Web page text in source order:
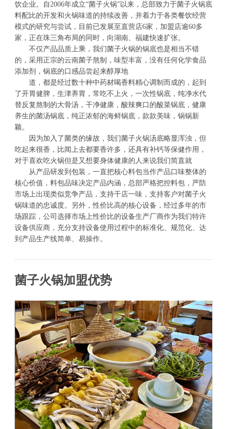
饮企业。自2006年成立“菌子火锅”以来，总部致力于菌子火锅底
料配比的开发和火锅味道的持续改善，并着力于各类餐饮经营
模式的研究与尝试，目前已发展至直营店6家，加盟店逾60多
家，正在珠三角布局的同时，向湖南、福建快速扩张。
不仅产品品质上乘，我们菌子火锅的锅底也是相当不错
的，采用正宗的云南菌子熬制，味型丰富，没有任何化学食品
添加剂，锅底的口感品尝起来醇厚地
道，都是经过数十种中药材喝香料精心调制而成的，起到
了开胃健脾，生津养胃，常吃不上火，一次性锅底，纯净水代
替反复熬制的大骨汤，干净健康，酸辣爽口的酸菜锅底，健康
养生的菌汤锅底，纯正浓郁的海鲜锅底，款款美味，锅锅新
颖。
因为加入了菌类的缘故，我们菌子火锅汤底略显浑浊，但
吃起来很香，比闻上去都要香许多，还具有补钙等保健作用，
对于喜欢吃火锅但是又想要身体健康的人来说我们简直就
从产品研发到包装，一直把核心料包当作产品口味整体的
核心价值，料包品味决定产品内涵，总部严格把控料包，严防
市场上出现类似竞争产品，支持干店一味，支持客户对菌子火
锅味道的忠诚度。另外，性价比高的核心设备，经过多年的市
场跟踪，公司选择市场上性价比的设备生产厂商作为我们特许
设备供应商，充分支持设备使用过程中的标准化、规范化、达
到产品生产线简单、易操作。
菌子火锅加盟优势